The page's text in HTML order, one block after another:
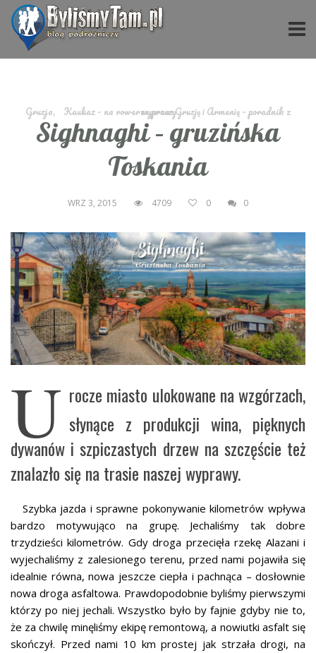
Gruzja, Kaukaz - na rowerze przez Gruzję i Armenię - poradnik z wyprawy
Sighnaghi – gruzińska
Toskania
WRZ 3, 2015 4709 0 0
U rocze miasto ulokowane na wzgórzach,
słynące z produkcji wina, pięknych
dywanów i szpiczastych drzew na szczęście też
znalazło się na trasie naszej wyprawy.
Szybka jazda i sprawne pokonywanie kilometrów wpływa
bardzo motywująco na grupę. Jechaliśmy tak dobre
trzydzieści kilometrów. Gdy droga przecięła rzekę Alazani i
wyjechaliśmy z zalesionego terenu, przed nami pojawiła się
idealnie równa, nowa jeszcze ciepła i pachnąca – dosłownie
nowa droga asfaltowa. Prawdopodobnie byliśmy pierwszymi
którzy po niej jechali. Wszystko było by fajnie gdyby nie to,
że za chwilę minęliśmy ekipę remontową, a nowiutki asfalt się
skończył. Przed nami 10 km prostej jak strzała drogi, na